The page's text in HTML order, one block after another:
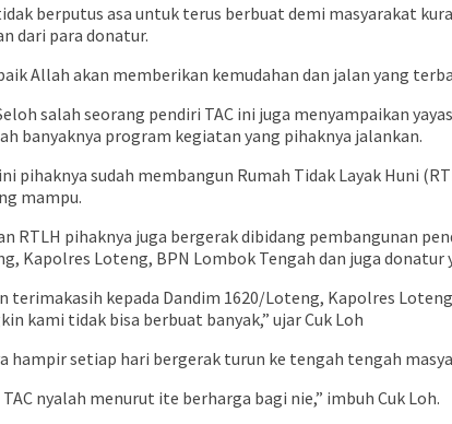
berputus asa untuk terus berbuat demi masyarakat
dari para donatur.
Allah akan memberikan kemudahan dan jalan yang
salah seorang pendiri TAC ini juga menyampaikan
banyaknya program kegiatan yang pihaknya jalankan.
pihaknya sudah membangun Rumah Tidak Layak Huni
mampu.
RTLH pihaknya juga bergerak dibidang pembangunan
Kapolres Loteng, BPN Lombok Tengah dan juga
terimakasih kepada Dandim 1620/Loteng, Kapolres
kami tidak bisa berbuat banyak,” ujar Cuk Loh
hampir setiap hari bergerak turun ke tengah tengah
nyalah menurut ite berharga bagi nie,” imbuh Cuk Loh.